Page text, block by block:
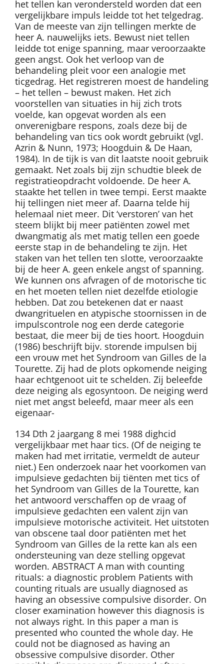
het tellen kan verondersteld worden dat een
vergelijkbare impuls leidde tot het telgedrag.
Van de meeste van zijn tellingen merkte de
heer A. nauwelijks iets. Bewust niet tellen
leidde tot enige spanning, maar veroorzaakte
geen angst. Ook het verloop van de
behandeling pleit voor een analogie met
ticgedrag. Het registreren moest de handeling
– het tellen – bewust maken. Het zich
voorstellen van situaties in hij zich trots
voelde, kan opgevat worden als een
onverenigbare respons, zoals deze bij de
behandeling van tics ook wordt gebruikt (vgl.
Azrin & Nunn, 1973; Hoogduin & De Haan,
1984). In de tijk is van dit laatste nooit gebruik
gemaakt. Net zoals bij zijn schudtie bleek de
registratieopdracht voldoende. De heer A.
staakte het tellen in twee tempi. Eerst maakte
hij tellingen niet meer af. Daarna telde hij
helemaal niet meer. Dit ‘verstoren’ van het
steem blijkt bij meer patiënten zowel met
dwangmatig als met matig tellen een goede
eerste stap in de behandeling te zijn. Het
staken van het tellen ten slotte, veroorzaakte
bij de heer A. geen enkele angst of spanning.
We kunnen ons afvragen of de motorische tic
en het moeten tellen niet dezelfde etiologie
hebben. Dat zou betekenen dat er naast
dwangrituelen en atypische stoornissen in de
impulscontrole nog een derde categorie
bestaat, die meer bij de ties hoort. Hoogduin
(1986) beschrijft bijv. storende impulsen bij
een vrouw met het Syndroom van Gilles de la
Tourette. Zij had de plots opkomende neiging
haar echtgenoot uit te schelden. Zij beleefde
deze neiging als egosyntoon. De neiging werd
niet met angst beleefd, maar meer als een
eigenaar-
134 Dth 2 jaargang 8 mei 1988 dighcid
vergelijkbaar met haar tics. (Of de neiging te
maken had met irritatie, vermeldt de auteur
niet.) Een onderzoek naar het voorkomen van
impulsieve gedachten bij tiënten met tics of
het Syndroom van Gilles de la Tourette, kan
het antwoord verschaffen op de vraag of
impulsieve gedachten een valent zijn van
impulsieve motorische activiteit. Het uitstoten
van obscene taal door patiënten met het
Syndroom van Gilles de la rette kan als een
ondersteuning van deze stelling opgevat
worden. ABSTRACT A man with counting
rituals: a diagnostic problem Patients with
counting rituals are usually diagnosed as
having an obsessive compulsive disorder. On
closer examination however this diagnosis is
not always right. In this paper a man is
presented who counted the whole day. He
could not be diagnosed as having an
obsessive compulsive disorder. Other